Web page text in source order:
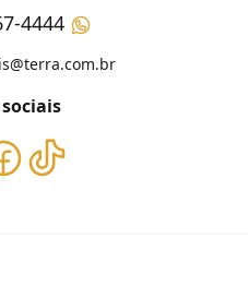
4444
sociais